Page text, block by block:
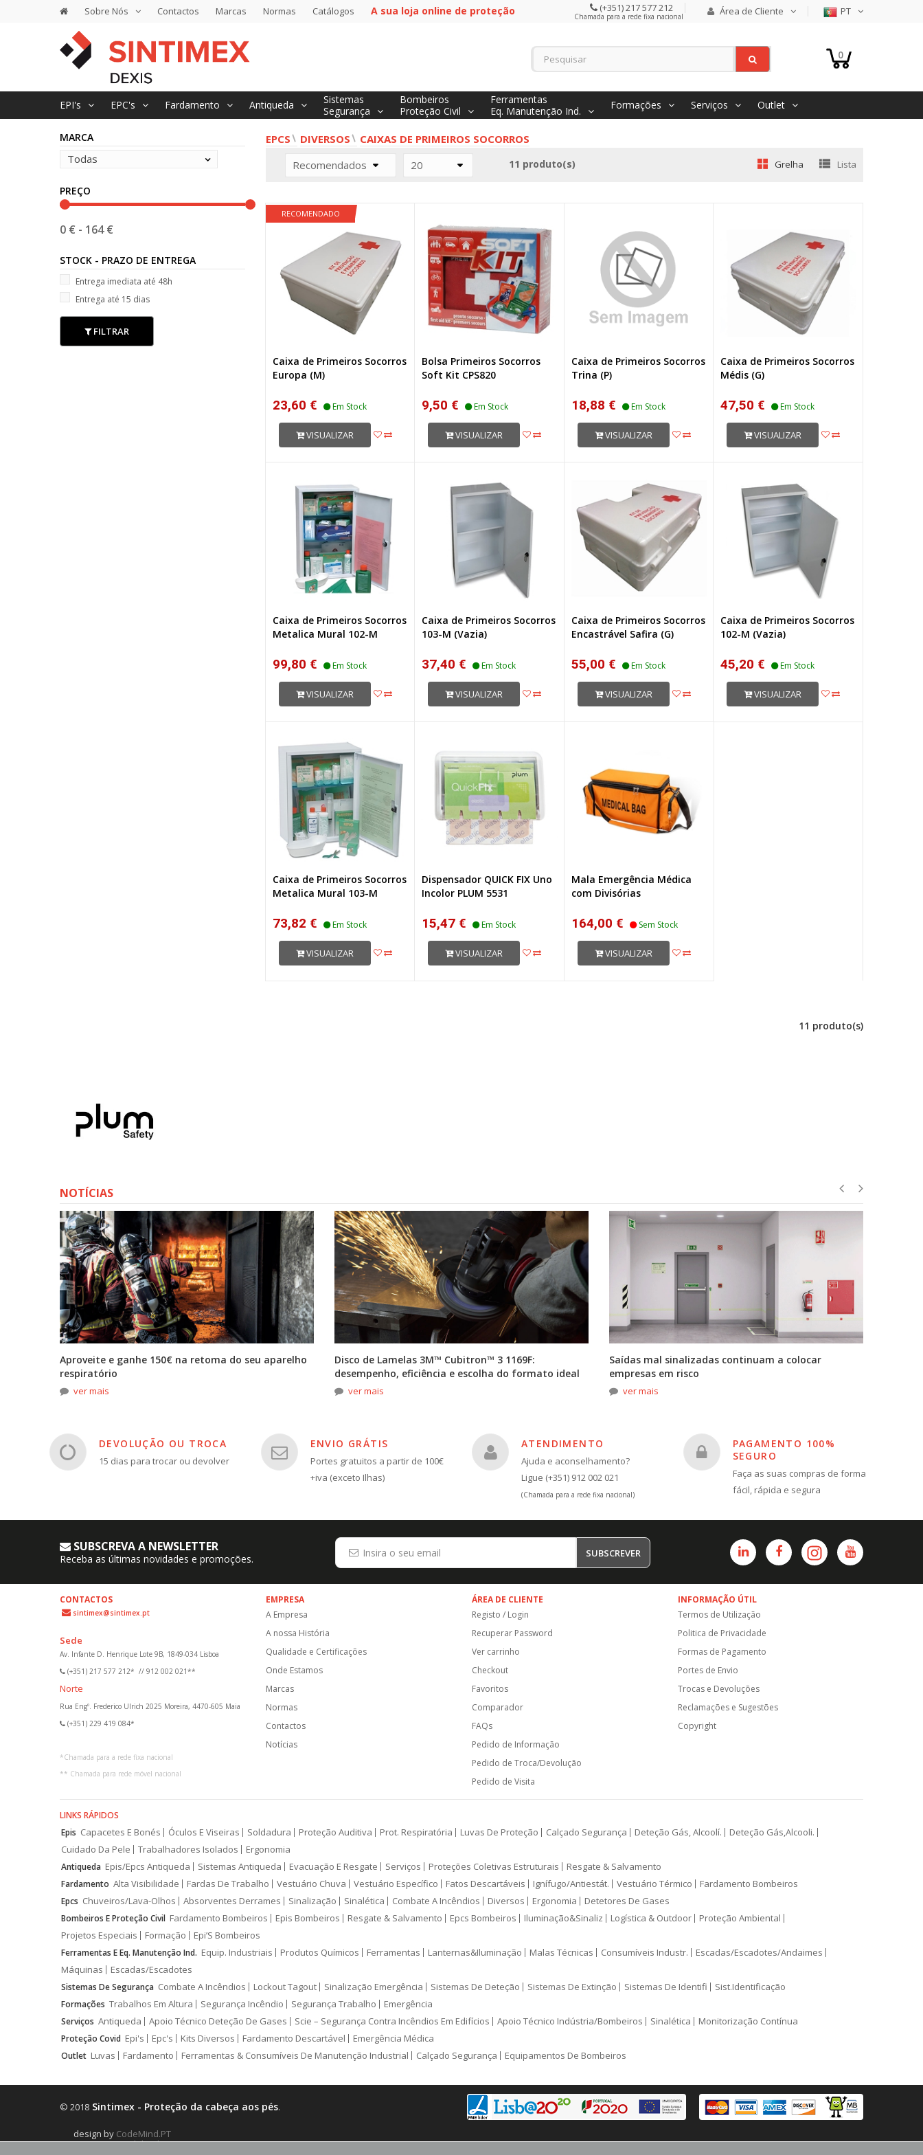
Sobre Nós Contactos Marcas Normas Catálogos A sua loja online de proteção (+351) 217 577 212
Chamada para a rede fixa nacional Área de Cliente PT
0
EPI's EPC's Fardamento Antiqueda
Sistemas
Segurança
Bombeiros
Proteção Civil
Ferramentas
Eq. Manutenção Ind.
Formações Serviços Outlet
EPCS DIVERSOS
CAIXAS DE PRIMEIROS SOCORROS
Recomendados
20 11 produto(s) Grelha Lista
RECOMENDADO
Caixa de Primeiros Socorros
Europa (M)
23,60 € Em Stock
VISUALIZAR
Bolsa Primeiros Socorros
Soft Kit CPS820
9,50 € Em Stock
VISUALIZAR
Caixa de Primeiros Socorros
Trina (P)
18,88 € Em Stock
VISUALIZAR
Caixa de Primeiros Socorros
Médis (G)
47,50 € Em Stock
VISUALIZAR
Caixa de Primeiros Socorros
Metalica Mural 102-M
99,80 € Em Stock
VISUALIZAR
Caixa de Primeiros Socorros
103-M (Vazia)
37,40 € Em Stock
VISUALIZAR
Caixa de Primeiros Socorros
Encastrável Safira (G)
55,00 € Em Stock
VISUALIZAR
Caixa de Primeiros Socorros
102-M (Vazia)
45,20 € Em Stock
VISUALIZAR
Caixa de Primeiros Socorros
Metalica Mural 103-M
73,82 € Em Stock
VISUALIZAR
Dispensador QUICK FIX Uno
Incolor PLUM 5531
15,47 € Em Stock
VISUALIZAR
Mala Emergência Médica
com Divisórias
164,00 € Sem Stock
VISUALIZAR
11 produto(s)
MARCA
Todas
PREÇO
0 € - 164 €
STOCK - PRAZO DE ENTREGA
Entrega imediata até 48h
Entrega até 15 dias
FILTRAR
NOTÍCIAS
Aproveite e ganhe 150€ na retoma do seu aparelho
respiratório
ver mais
Disco de Lamelas 3M™ Cubitron™ 3 1169F:
desempenho, eficiência e escolha do formato ideal
ver mais
Saídas mal sinalizadas continuam a colocar
empresas em risco
ver mais
DEVOLUÇÃO OU TROCA
15 dias para trocar ou devolver
ENVIO GRÁTIS
Portes gratuitos a partir de 100€
+iva (exceto Ilhas)
ATENDIMENTO
Ajuda e aconselhamento?
Ligue (+351) 912 002 021
(Chamada para a rede fixa nacional)
PAGAMENTO 100%
SEGURO
Faça as suas compras de forma
fácil, rápida e segura
SUBSCREVA A NEWSLETTER
Receba as últimas novidades e promoções. SUBSCREVER
CONTACTOS
sintimex@sintimex.pt
Sede
Av. Infante D. Henrique Lote 9B, 1849-034 Lisboa
(+351) 217 577 212* // 912 002 021**
Norte
Rua Engº. Frederico Ulrich 2025 Moreira, 4470-605 Maia
(+351) 229 419 084*
*Chamada para a rede fixa nacional
** Chamada para rede móvel nacional
EMPRESA
A Empresa
A nossa História
Qualidade e Certificações
Onde Estamos
Marcas
Normas
Contactos
Notícias
ÁREA DE CLIENTE
Registo / Login
Recuperar Password
Ver carrinho
Checkout
Favoritos
Comparador
FAQs
Pedido de Informação
Pedido de Troca/Devolução
Pedido de Visita
INFORMAÇÃO ÚTIL
Termos de Utilização
Politica de Privacidade
Formas de Pagamento
Portes de Envio
Trocas e Devoluções
Reclamações e Sugestões
Copyright
LINKS RÁPIDOS
Epis Capacetes E Bonés Óculos E Viseiras Soldadura Proteção Auditiva Prot. Respiratória Luvas De Proteção Calçado Segurança Deteção Gás, Alcoolí.
Deteção Gás,Alcooli.
Cuidado Da Pele
Trabalhadores Isolados Ergonomia
Antiqueda Epis/Epcs Antiqueda Sistemas Antiqueda Evacuação E Resgate Serviços Proteções Coletivas Estruturais Resgate & Salvamento
Fardamento Alta Visibilidade Fardas De Trabalho Vestuário Chuva Vestuário Específico Fatos Descartáveis Ignífugo/Antiestát. Vestuário Térmico Fardamento Bombeiros
Epcs Chuveiros/Lava-Olhos Absorventes Derrames Sinalização Sinalética Combate A Incêndios Diversos Ergonomia Detetores De Gases
Bombeiros E Proteção Civil Fardamento Bombeiros Epis Bombeiros Resgate & Salvamento Epcs Bombeiros Iluminação&Sinaliz Logística & Outdoor
Proteção Ambiental
Projetos Especiais
Formação Epi’S Bombeiros
Ferramentas E Eq. Manutenção Ind. Equip. Industriais Produtos Químicos Ferramentas Lanternas&Iluminação Malas Técnicas Consumíveis Industr.
Escadas/Escadotes/Andaimes
Máquinas
Escadas/Escadotes
Sistemas De Segurança Combate A Incêndios Lockout Tagout Sinalização Emergência Sistemas De Deteção Sistemas De Extinção Sistemas De Identifi Sist.Identificação
Formações Trabalhos Em Altura Segurança Incêndio Segurança Trabalho Emergência
Serviços Antiqueda Apoio Técnico Deteção De Gases Scie – Segurança Contra Incêndios Em Edifícios Apoio Técnico Indústria/Bombeiros Sinalética Monitorização Contínua
Proteção Covid Epi's Epc's Kits Diversos Fardamento Descartável Emergência Médica
Outlet Luvas Fardamento Ferramentas & Consumíveis De Manutenção Industrial Calçado Segurança Equipamentos De Bombeiros
© 2018 Sintimex - Proteção da cabeça aos pés.
design by CodeMind.PT
Parceiro Digital desde 2018 Top 5% PME